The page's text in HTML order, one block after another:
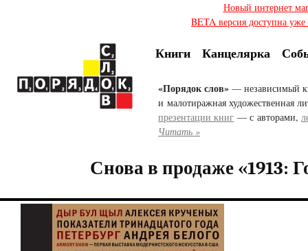
Новый интернет
BETA версия доступна
Книги Канцелярка
«Порядок слов» — независимый
и малотиражная художественная
презентации книг — с авторами,
Читать »
Снова в продаже «1913: